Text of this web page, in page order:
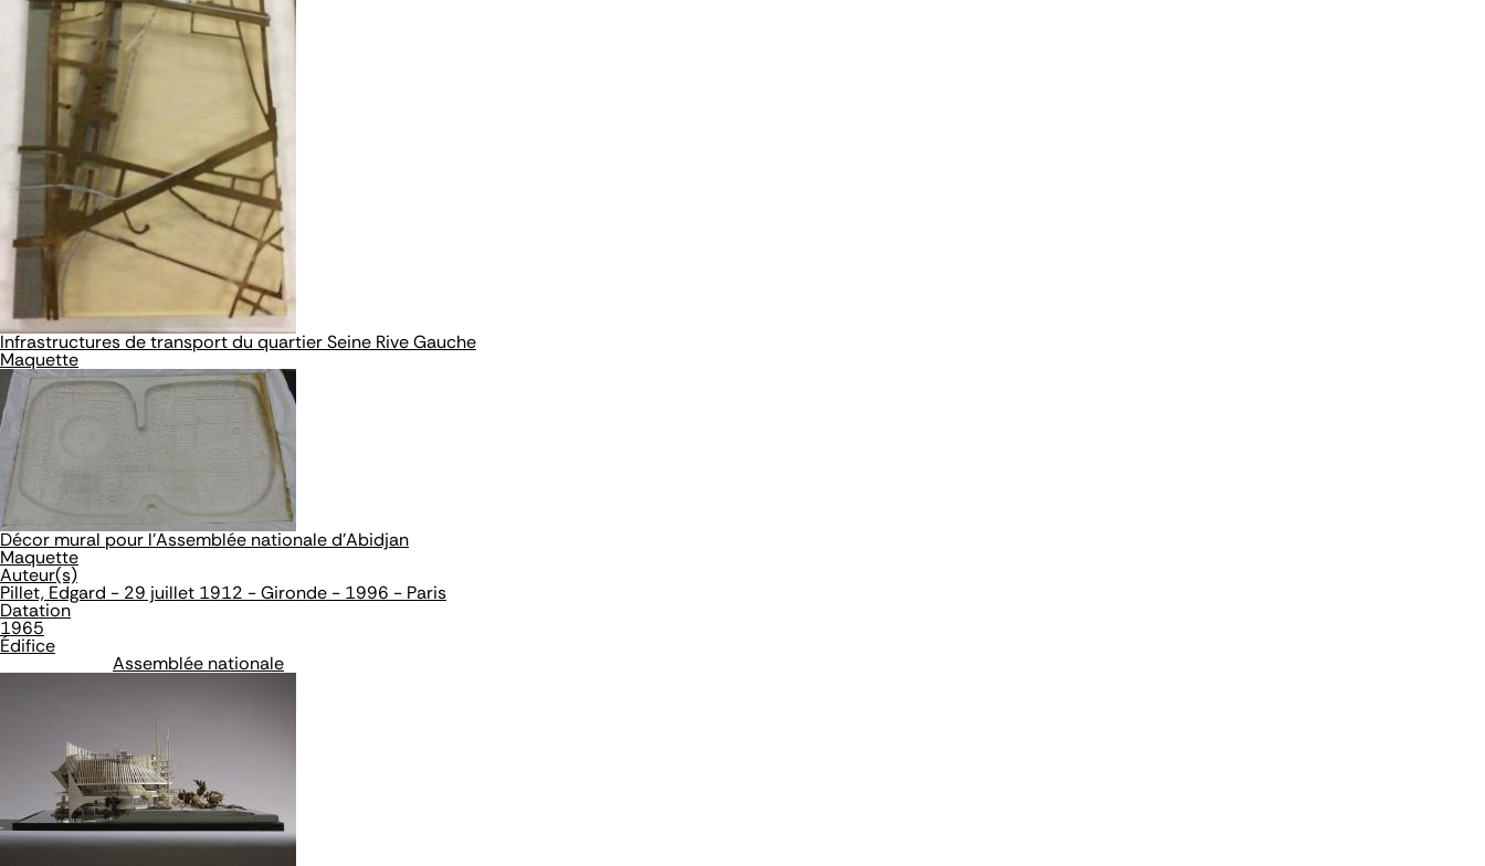
Infrastructures de transport du quartier Seine Rive Gauche
Maquette
Décor mural pour l'Assemblée nationale d'Abidjan
Maquette
Auteur(s)
Pillet, Edgard - 29 juillet 1912 - Gironde - 1996 - Paris
Datation
1965
Édifice
Assemblée nationale